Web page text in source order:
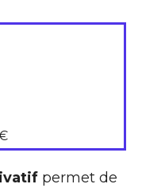
permet de